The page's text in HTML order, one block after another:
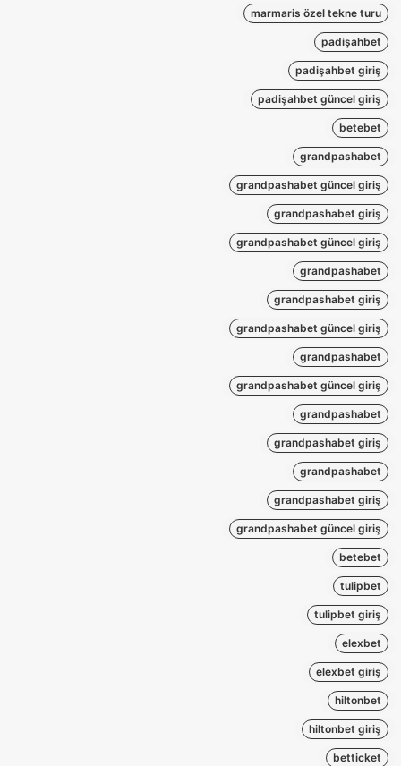
marmaris özel tekne turu
padişahbet
padişahbet giriş
padişahbet güncel giriş
betebet
grandpashabet
grandpashabet güncel giriş
grandpashabet giriş
grandpashabet güncel giriş
grandpashabet
grandpashabet giriş
grandpashabet güncel giriş
grandpashabet
grandpashabet güncel giriş
grandpashabet
grandpashabet giriş
grandpashabet
grandpashabet giriş
grandpashabet güncel giriş
betebet
tulipbet
tulipbet giriş
elexbet
elexbet giriş
hiltonbet
hiltonbet giriş
betticket